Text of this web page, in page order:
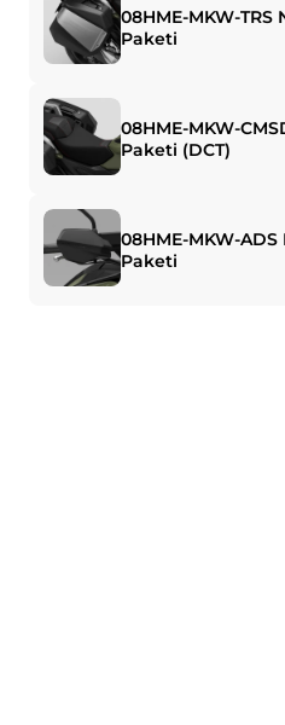
08HME-MKW-TRS
Paketi
08HME-MKW-
Paketi (DCT)
08HME-MKW-ADS
Paketi